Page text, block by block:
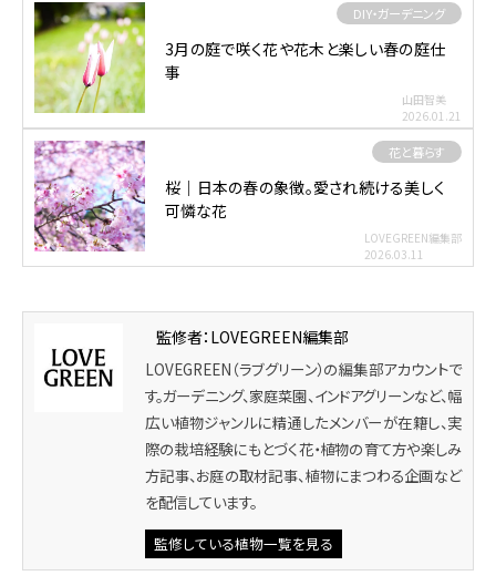
DIY・ガーデニング
3月の庭で咲く花や花木と楽しい春の庭仕
事
山田智美
2026.01.21
花と暮らす
桜｜日本の春の象徴。愛され続ける美しく
可憐な花
LOVEGREEN編集部
2026.03.11
監修者：LOVEGREEN編集部
LOVEGREEN（ラブグリーン）の編集部アカウントで
す。ガーデニング、家庭菜園、インドアグリーンなど、幅
広い植物ジャンルに精通したメンバーが在籍し、実
際の栽培経験にもとづく花・植物の育て方や楽しみ
方記事、お庭の取材記事、植物にまつわる企画など
を配信しています。
監修している植物一覧を見る